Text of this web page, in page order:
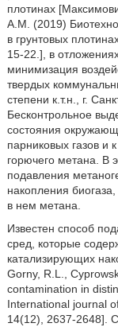
плотинах
A.M. (2019)
в грунтовых
15-22.], в
минимизация
твердых
степени к.т.н., г.
Бесконтрольное
состояния
парниковых газов и
горючего метана. В
подавления
накопления
в нем метана.
Известен способ
сред, которые
катализирующих
Gorny, R.L.,
contamination in
International journal
14(12), 2637-2648].